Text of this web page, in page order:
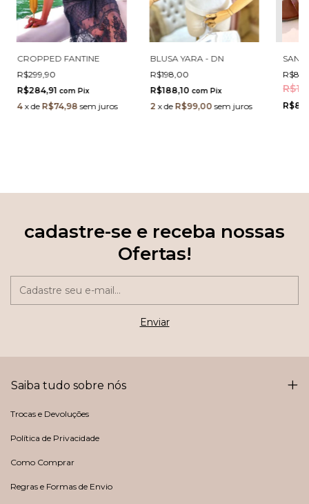
CROPPED FANTINE
R$299,90
R$284,91 com Pix
4 xde R$74,98 sem juros
BLUSA YARA - DN
R$198,00
R$188,10 com Pix
2 xde R$99,00 sem juros
cadastre-se e receba nossas
Ofertas!
Saiba tudo sobre nós
Trocas e Devoluções
Política de Privacidade
Como Comprar
Regras e Formas de Envio